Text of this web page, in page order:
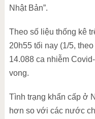
Nhật Bản”.
Theo số liệu thống kê
20h55 tối nay (1/5,
14.088 ca nhiễm
vong.
Tình trạng khẩn cấp ở
hơn so với các nước